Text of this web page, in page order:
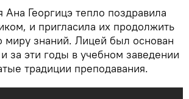
Георгицэ тепло поздравила
и пригласила их продолжить
миру знаний. Лицей был основан
за эти годы в учебном заведении
традиции преподавания.